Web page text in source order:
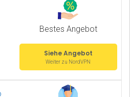
Bestes Angebot
Siehe Angebot
Weiter zu NordVPN